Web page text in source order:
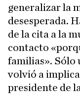
generalizar la
desesperada.
de la cita a la
contacto
familias». Sólo
volvió a
presidente de